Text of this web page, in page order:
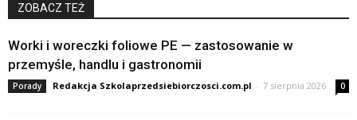
ZOBACZ TEŻ
Worki i woreczki foliowe PE — zastosowanie w
przemyśle, handlu i gastronomii
Porady Redakcja Szkolaprzedsiebiorczosci.com.pl - 7 sierpnia 2026 0